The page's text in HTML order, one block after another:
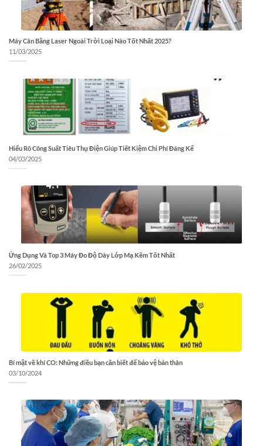
Máy Cân Bằng Laser Ngoài Trời Loại Nào Tốt Nhất 2025?
11/03/2025
Hiểu Rõ Công Suất Tiêu Thụ Điện Giúp Tiết Kiệm Chi Phí Đáng Kể
04/03/2025
Ứng Dụng Và Top 3 Máy Đo Độ Dày Lớp Mạ Kẽm Tốt Nhất
26/02/2025
Bí mật về khí CO: Những điều bạn cần biết để bảo vệ bản thân
03/10/2024